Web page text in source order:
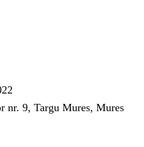
nr. 9, Targu Mures, Mures